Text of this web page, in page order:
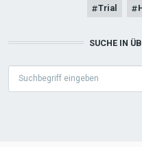
Trial
SUCHE IN